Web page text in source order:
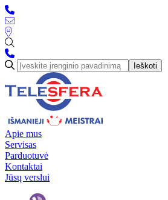
Ieškoti
Apie mus
Servisas
Parduotuvė
Kontaktai
Jūsų verslui